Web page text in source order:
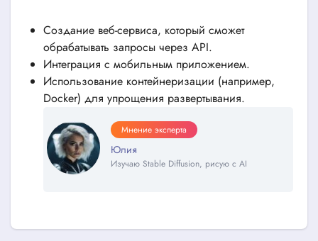
Создание веб-сервиса, который сможет
обрабатывать запросы через API.
Интеграция с мобильным приложением.
Использование контейнеризации (например,
Docker) для упрощения развертывания.
Мнение эксперта
Юлия
Изучаю Stable Diffusion, рисую с AI